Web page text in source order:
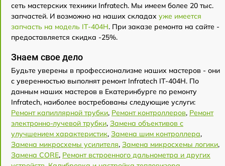
сеть мастерских техники Infratech. Мы имеем более 20 тыс.
запчастей. И возможно на наших складах уже имеется
запчасть на модель IT-404H. При заказе ремонта на сайте -
предоставляется скидка -25%.
Знаем свое дело
Будьте уверены в профессионализме наших мастеров - они
с уверенностью выполнят ремонт Infratech IT-404H. По
данным наших мастеров в Екатеринбурге по ремонту
Infratech, наиболее востребованы следующие услуги:
Ремонт капиллярной трубки, Ремонт контроллеров, Ремонт
электронно-лучевой трубки, Замена объективов с
улучшением характеристик, Замена шим контроллера,
Замена микросхемы усилителя, Замена микросхемы логики,
Замена CORE, Ремонт встроенного дальнометра и других